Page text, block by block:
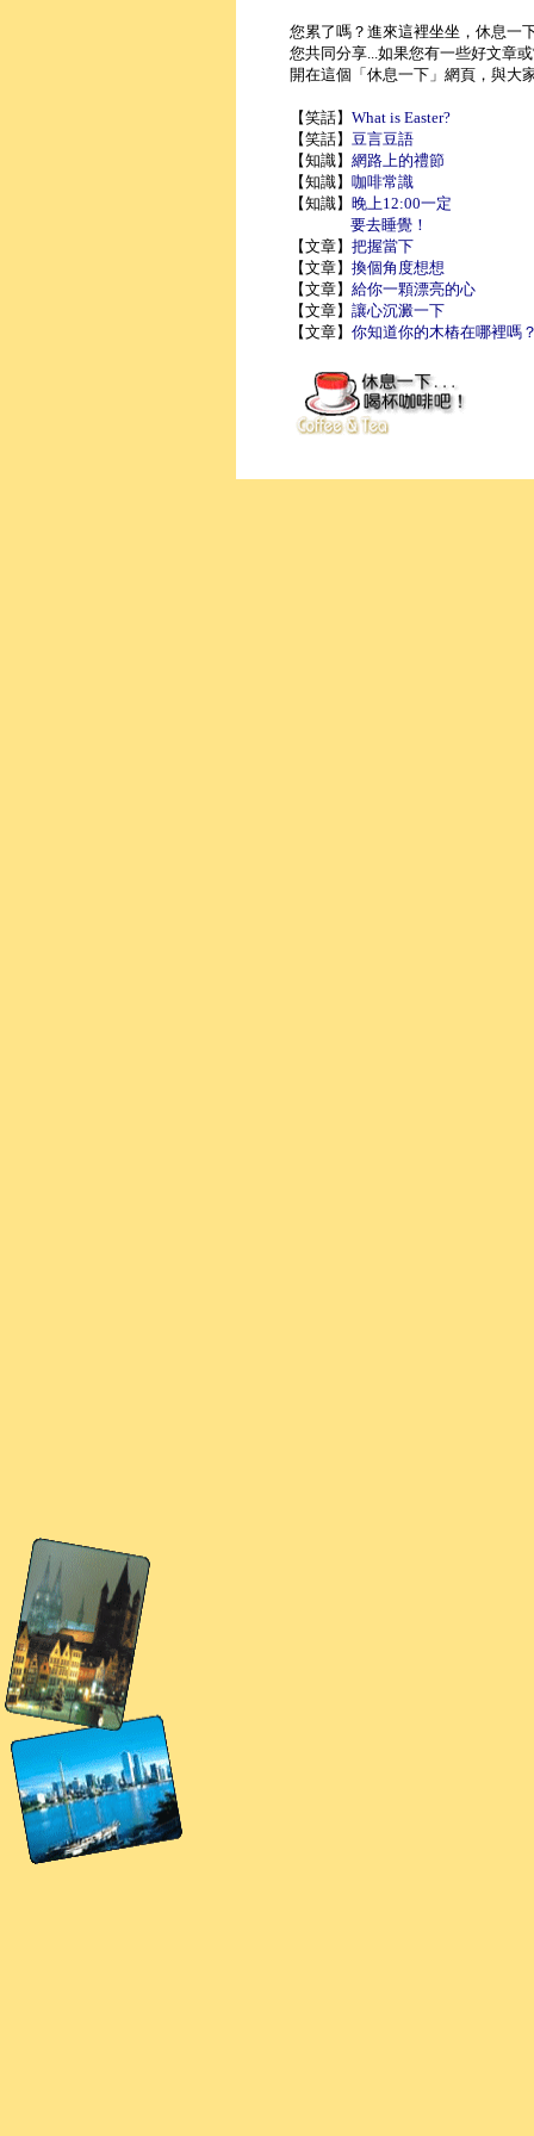
您累了嗎？進來這裡坐坐，休息一
您共同分享...如果您有一些好文章
開在這個「休息一下」網頁，與大
【笑話】 What is Easter?
【笑話】 豆言豆語
【知識】 網路上的禮節
【知識】 咖啡常識
【知識】 晚上12:00一定
要去睡覺！
【文章】 把握當下
【文章】 換個角度想想
【文章】 給你一顆漂亮的心
【文章】 讓心沉澱一下
【文章】 你知道你的木樁在哪裡嗎